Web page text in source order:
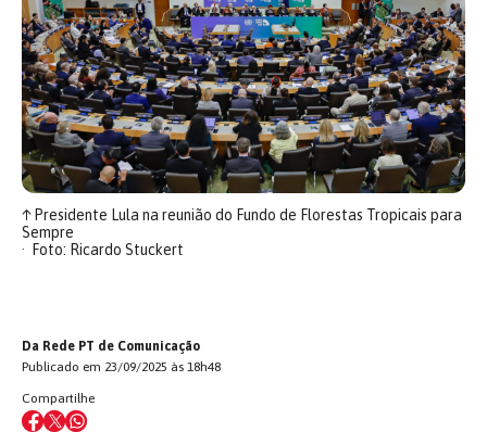
↑Presidente Lula na reunião do Fundo de Florestas Tropicais para
Sempre
Foto: Ricardo Stuckert
Da Rede PT de Comunicação
Publicado em 23/09/2025 às 18h48
Compartilhe